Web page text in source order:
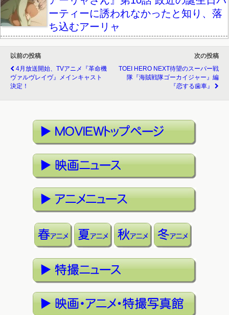
ーティーに誘われなかったと知り、落
ち込むアーリャ
以前の投稿
4月放送開始、TVアニメ『革命機
ヴァルヴレイヴ』メインキャスト
決定！
次の投稿
TOEI HERO NEXT待望のスーパー戦
隊『海賊戦隊ゴーカイジャー』編
『恋する歯車』